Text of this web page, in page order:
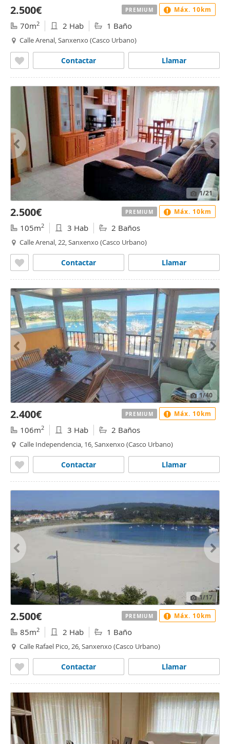
2.500€
70m2 2 Hab 1 Baño
Calle Arenal, Sanxenxo (Casco Urbano)
Llamar
Contactar
PREMIUM Máx. 10km
1/21
2.500€
105m2 3 Hab 2 Baños
Calle Arenal, 22, Sanxenxo (Casco Urbano)
Llamar
Contactar
PREMIUM Máx. 10km
1/40
2.400€
106m2 3 Hab 2 Baños
Calle Independencia, 16, Sanxenxo (Casco Urbano)
Llamar
Contactar
PREMIUM Máx. 10km
1/17
2.500€
85m2 2 Hab 1 Baño
Calle Rafael Pico, 26, Sanxenxo (Casco Urbano)
Llamar
Contactar
PREMIUM Máx. 10km